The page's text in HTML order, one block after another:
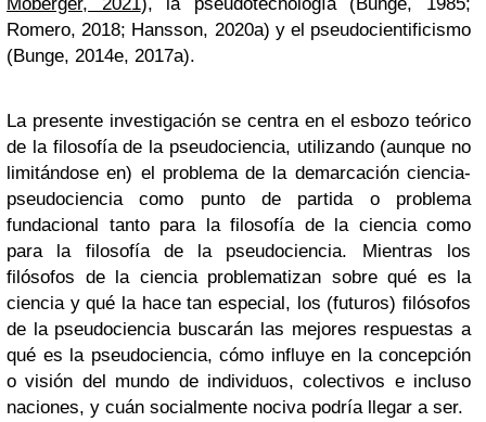
Romero, 2018; Hansson, 2020a) y el pseudocientificismo
(Bunge, 2014e, 2017a).
La presente investigación se centra en el esbozo teórico
de la filosofía de la pseudociencia, utilizando (aunque no
limitándose en) el problema de la demarcación ciencia-
pseudociencia como punto de partida o problema
fundacional tanto para la filosofía de la ciencia como
para la filosofía de la pseudociencia. Mientras los
filósofos de la ciencia problematizan sobre qué es la
ciencia y qué la hace tan especial, los (futuros) filósofos
de la pseudociencia buscarán las mejores respuestas a
qué es la pseudociencia, cómo influye en la concepción
o visión del mundo de individuos, colectivos e incluso
naciones, y cuán socialmente nociva podría llegar a ser.